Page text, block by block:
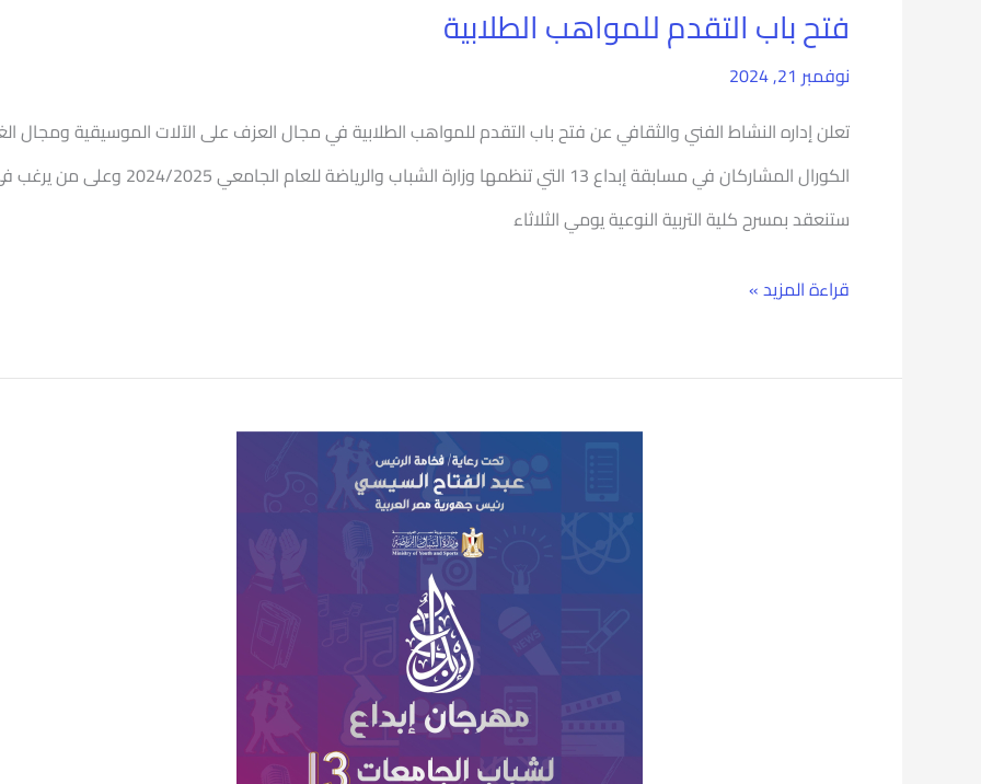
فتح باب التقدم للمواهب الطلابية
نوفمبر 21, 2024
تعلن إداره النشاط الفني والثقافي عن فتح باب التقدم للمواهب الطلابية في مجال العزف على الآلات الموسيقية
الكورال المشاركان في مسابقة إبداع 13
ستنعقد بمسرح كلية التربية النوعية يومي الثلاثاء
قراءة المزيد »